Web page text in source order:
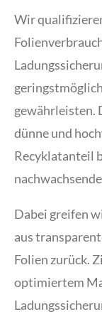
Wir
gewährleisten.
dünne und
Recyklatanteil
Dabei greifen
aus
Folien zurück.
optimiertem